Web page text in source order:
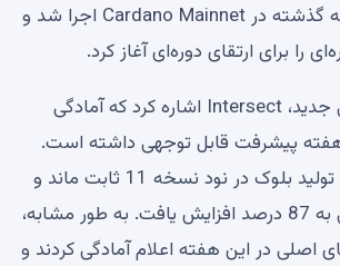
van Rossem هفته گذشته در Cardano Mainnet اجرا شد و
را برای ارتقای دوره‌ای آغاز کرد.
در یک به روز رسانی جدید، Intersect اشاره کرد که آمادگی
پیشرفت قابل توجهی داشته است.
برای SPOها، تعداد تولید بلوک در نود نسخه 11 ثابت ماند و
برای دوره 639 کمی به 87 درصد افزایش یافت. به طور مشابه،
اصلی در این هفته اعلام آمادگی کردند و